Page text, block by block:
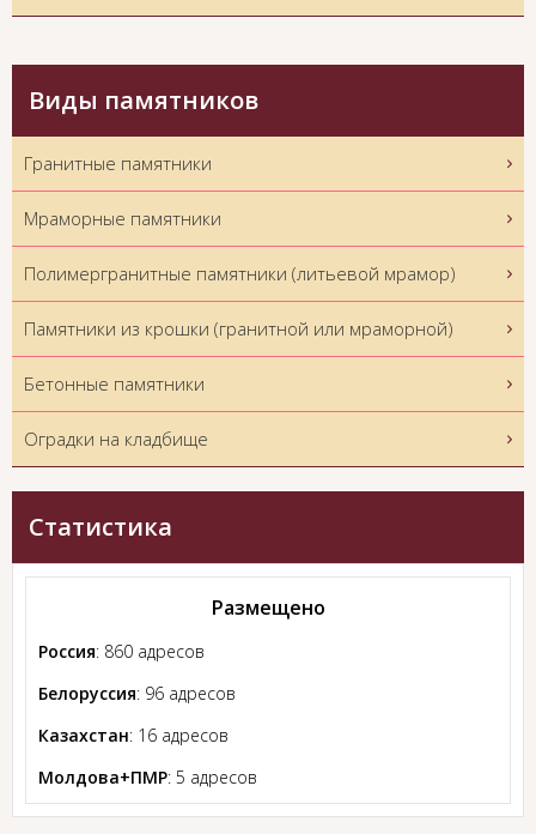
Виды памятников
Гранитные памятники
Мраморные памятники
Полимергранитные памятники (литьевой мрамор)
Памятники из крошки (гранитной или мраморной)
Бетонные памятники
Оградки на кладбище
Статистика
Размещено
Россия: 860 адресов
Белоруссия: 96 адресов
Казахстан: 16 адресов
Молдова+ПМР: 5 адресов